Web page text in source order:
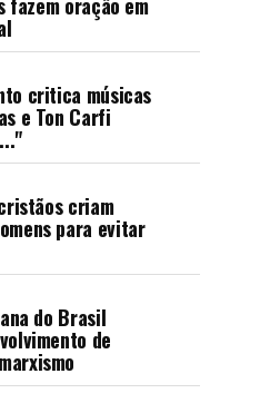
critica músicas
e Ton Carfi
criam
para evitar
do Brasil
de